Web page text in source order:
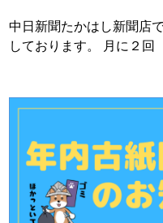
中日新聞たかはし新聞店
しております。 月に２